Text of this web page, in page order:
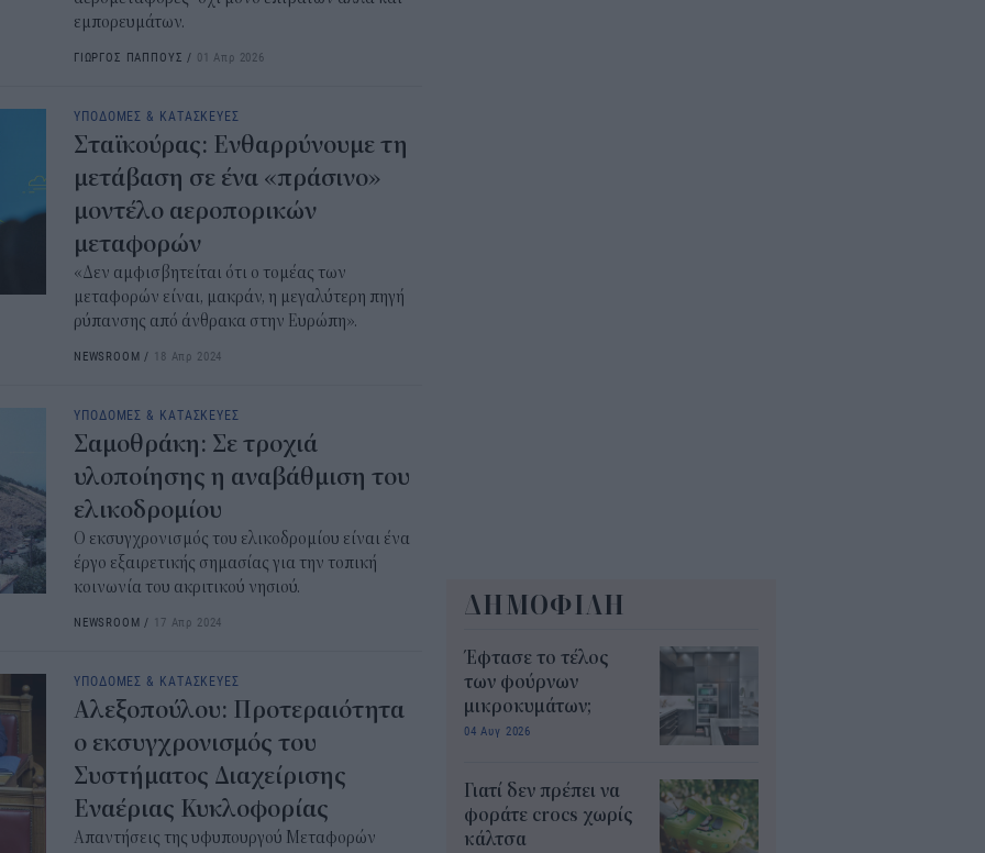
εμπορευμάτων.
ΓΙΩΡΓΟΣ ΠΑΠΠΟΥΣ / 01 Απρ 2026
ΥΠΟΔΟΜΕΣ & ΚΑΤΑΣΚΕΥΕΣ
Σταϊκούρας: Ενθαρρύνουμε τη
μετάβαση σε ένα «πράσινο»
μοντέλο αεροπορικών
μεταφορών
«Δεν αμφισβητείται ότι ο τομέας των
μεταφορών είναι, μακράν, η μεγαλύτερη πηγή
ρύπανσης από άνθρακα στην Ευρώπη».
NEWSROOM / 18 Απρ 2024
ΥΠΟΔΟΜΕΣ & ΚΑΤΑΣΚΕΥΕΣ
Σαμοθράκη: Σε τροχιά
υλοποίησης η αναβάθμιση του
ελικοδρομίου
Ο εκσυγχρονισμός του ελικοδρομίου είναι ένα
έργο εξαιρετικής σημασίας για την τοπική
κοινωνία του ακριτικού νησιού.
NEWSROOM / 17 Απρ 2024
ΥΠΟΔΟΜΕΣ & ΚΑΤΑΣΚΕΥΕΣ
Αλεξοπούλου: Προτεραιότητα
ο εκσυγχρονισμός του
Συστήματος Διαχείρισης
Εναέριας Κυκλοφορίας
Απαντήσεις της υφυπουργού Μεταφορών
ΔΗΜΟΦΙΛΗ
Έφτασε το τέλος
των φούρνων
μικροκυμάτων;
04 Αυγ 2026
Γιατί δεν πρέπει να
φοράτε crocs χωρίς
κάλτσα